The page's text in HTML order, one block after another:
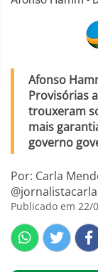
Afonso
Provisórias
trouxeram
mais
governo
Por: Carla
Publicado em 22/